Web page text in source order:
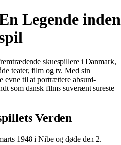
Legende inden
skuespillere i Danmark,
teater, film og tv. Med sin
evne til at portrættere absurd-
som dansk films suverænt sureste
Verden
1948 i Nibe og døde den 2.